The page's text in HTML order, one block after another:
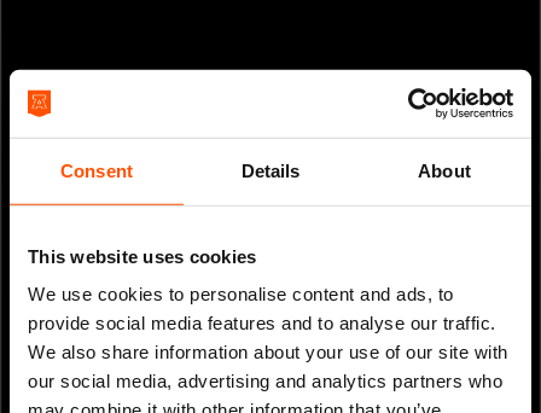
Consent Details About
This website uses cookies
We use cookies to personalise content and ads, to
provide social media features and to analyse our traffic.
We also share information about your use of our site with
our social media, advertising and analytics partners who